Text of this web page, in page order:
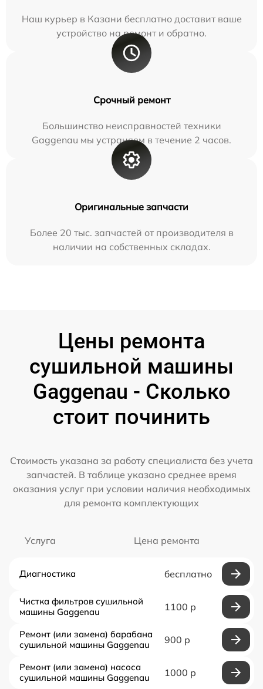
Наш курьер в Казани бесплатно доставит ваше
устройство на ремонт и обратно.
Срочный ремонт
Большинство неисправностей техники
Gaggenau мы устраняем в течение 2 часов.
Оригинальные запчасти
Более 20 тыс. запчастей от производителя в
наличии на собственных складах.
Цены ремонта
сушильной машины
Gaggenau - Сколько
стоит починить
Стоимость указана за работу специалиста без учета
запчастей. В таблице указано среднее время
оказания услуг при условии наличия необходимых
для ремонта комплектующих
Услуга Цена ремонта
Диагностика бесплатно
Чистка фильтров сушильной
машины Gaggenau
1100 р
Ремонт (или замена) барабана
сушильной машины Gaggenau
900 р
Ремонт (или замена) насоса
сушильной машины Gaggenau
1000 р